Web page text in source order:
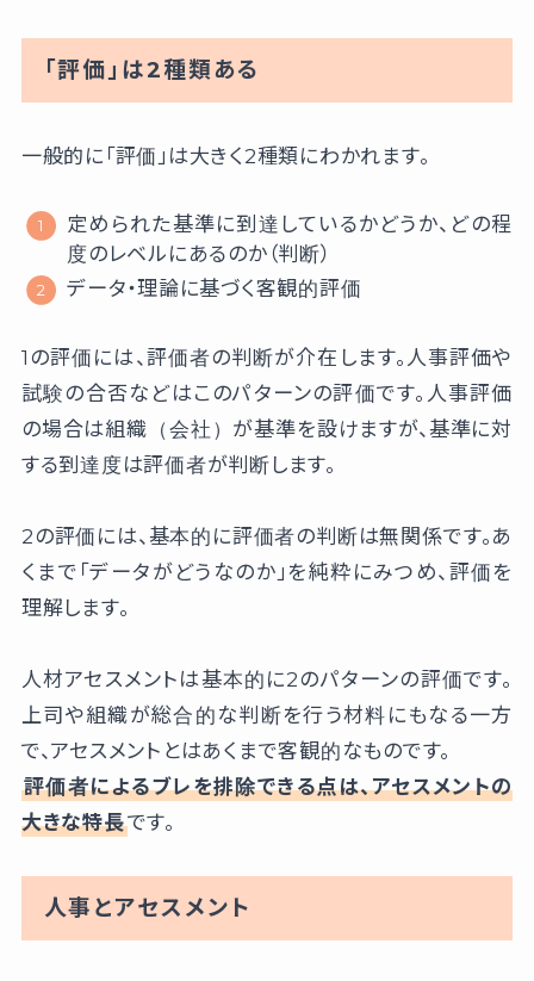
「評価」は2種類ある
一般的に「評価」は大きく2種類にわかれます。
定められた基準に到達しているかどうか、どの程
度のレベルにあるのか（判断）
データ・理論に基づく客観的評価
1の評価には、評価者の判断が介在します。人事評価や
試験の合否などはこのパターンの評価です。人事評価
の場合は組織（会社）が基準を設けますが、基準に対
する到達度は評価者が判断します。
2の評価には、基本的に評価者の判断は無関係です。あ
くまで「データがどうなのか」を純粋にみつめ、評価を
理解します。
人材アセスメントは基本的に2のパターンの評価です。
上司や組織が総合的な判断を行う材料にもなる一方
で、アセスメントとはあくまで客観的なものです。
評価者によるブレを排除できる点は、アセスメントの
大きな特長です。
人事とアセスメント